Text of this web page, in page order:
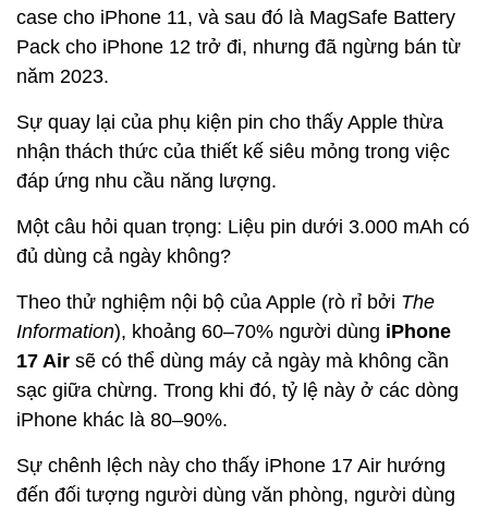
case cho iPhone 11, và sau đó là MagSafe Battery
Pack cho iPhone 12 trở đi, nhưng đã ngừng bán từ
năm 2023.
Sự quay lại của phụ kiện pin cho thấy Apple thừa
nhận thách thức của thiết kế siêu mỏng trong việc
đáp ứng nhu cầu năng lượng.
Một câu hỏi quan trọng: Liệu pin dưới 3.000 mAh có
đủ dùng cả ngày không?
Theo thử nghiệm nội bộ của Apple (rò rỉ bởi The
Information), khoảng 60–70% người dùng iPhone
17 Air sẽ có thể dùng máy cả ngày mà không cần
sạc giữa chừng. Trong khi đó, tỷ lệ này ở các dòng
iPhone khác là 80–90%.
Sự chênh lệch này cho thấy iPhone 17 Air hướng
đến đối tượng người dùng văn phòng, người dùng